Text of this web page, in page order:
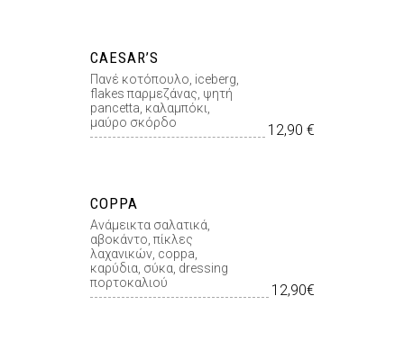
CAESAR’S
Πανέ κοτόπουλο, iceberg,
flakes παρµεζάνας, ψητή
pancetta, καλαµπόκι,
μαύρο σκόρδο
12,90 €
COPPA
Ανάμεικτα σαλατικά,
αβοκάντο, πίκλες
λαχανικών, coppa,
καρύδια, σύκα, dressing
πορτοκαλιού
12,90€